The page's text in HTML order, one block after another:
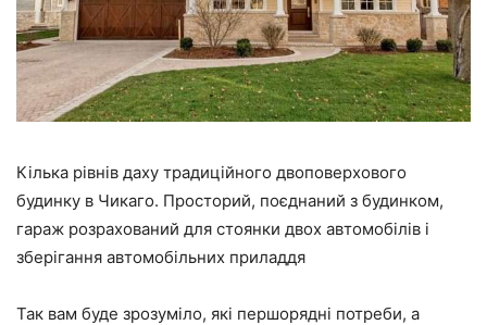
Кілька рівнів даху традиційного двоповерхового
будинку в Чикаго. Просторий, поєднаний з будинком,
гараж розрахований для стоянки двох автомобілів і
зберігання автомобільних приладдя
Так вам буде зрозуміло, які першорядні потреби, а